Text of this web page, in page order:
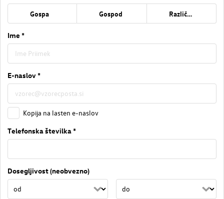
Gospa Gospod Različno
Ime *
E-naslov *
Kopija na lasten e-naslov
Telefonska številka *
Dosegljivost (neobvezno)